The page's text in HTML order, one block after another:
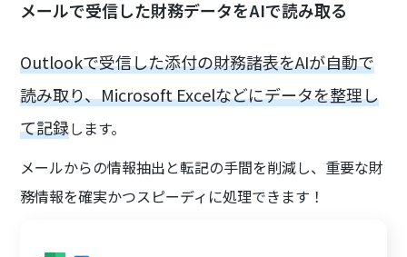
メールで受信した財務データをAIで読み取る
Outlookで受信した添付の財務諸表をAIが自動で
読み取り、Microsoft Excelなどにデータを整理し
て記録します。
メールからの情報抽出と転記の手間を削減し、重要な財
務情報を確実かつスピーディに処理できます！